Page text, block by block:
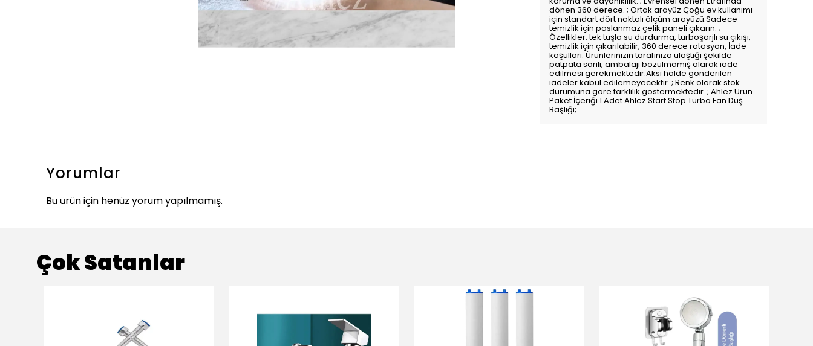
dönen 360 derece. ; Ortak arayüz Çoğu ev kullanımı
için standart dört noktalı ölçüm arayüzü.Sadece
temizlik için paslanmaz çelik paneli çıkarın. ;
Özellikler: tek tuşla su durdurma, turboşarjlı su çıkışı,
temizlik için çıkarılabilir, 360 derece rotasyon, İade
koşulları: Ürünlerinizin tarafınıza ulaştığı şekilde
patpata sarılı, ambalajı bozulmamış olarak iade
edilmesi gerekmektedir.Aksi halde gönderilen
iadeler kabul edilemeyecektir. ; Renk olarak stok
durumuna göre farklılık göstermektedir. ; Ahlez Ürün
Paket İçeriği 1 Adet Ahlez Start Stop Turbo Fan Duş
Başlığı;
Yorumlar
Bu ürün için henüz yorum yapılmamış.
Çok Satanlar